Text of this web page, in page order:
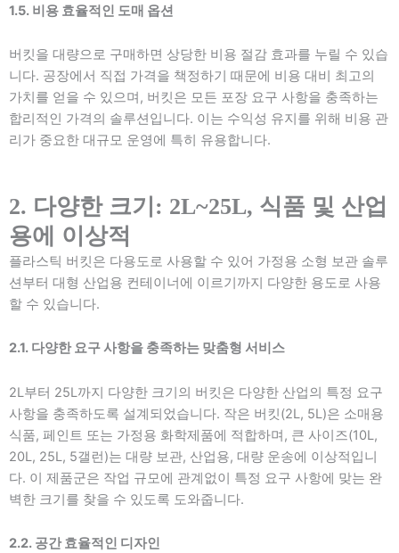
1.5. 비용 효율적인 도매 옵션
버킷을 대량으로 구매하면 상당한 비용 절감 효과를 누릴 수 있습
니다. 공장에서 직접 가격을 책정하기 때문에 비용 대비 최고의
가치를 얻을 수 있으며, 버킷은 모든 포장 요구 사항을 충족하는
합리적인 가격의 솔루션입니다. 이는 수익성 유지를 위해 비용 관
리가 중요한 대규모 운영에 특히 유용합니다.
2. 다양한 크기: 2L~25L, 식품 및 산업
용에 이상적
플라스틱 버킷은 다용도로 사용할 수 있어 가정용 소형 보관 솔루
션부터 대형 산업용 컨테이너에 이르기까지 다양한 용도로 사용
할 수 있습니다.
2.1. 다양한 요구 사항을 충족하는 맞춤형 서비스
2L부터 25L까지 다양한 크기의 버킷은 다양한 산업의 특정 요구
사항을 충족하도록 설계되었습니다. 작은 버킷(2L, 5L)은 소매용
식품, 페인트 또는 가정용 화학제품에 적합하며, 큰 사이즈(10L,
20L, 25L, 5갤런)는 대량 보관, 산업용, 대량 운송에 이상적입니
다. 이 제품군은 작업 규모에 관계없이 특정 요구 사항에 맞는 완
벽한 크기를 찾을 수 있도록 도와줍니다.
2.2. 공간 효율적인 디자인